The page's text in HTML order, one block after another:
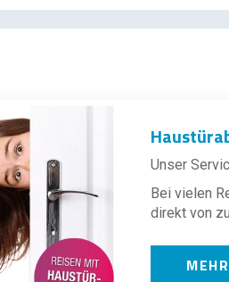
Unser
Bei vielen
direkt von